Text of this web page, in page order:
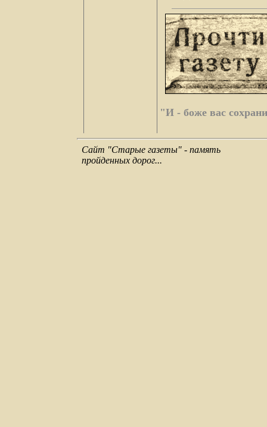
"И - боже вас
Сайт "Старые газеты" - память
пройденных дорог...